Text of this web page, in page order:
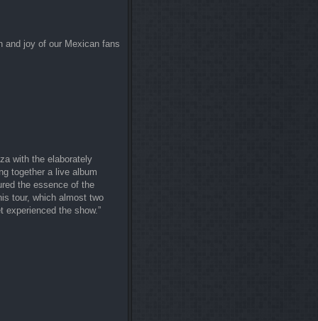
and joy of our Mexican fans
with the elaborately
together a live album
the essence of the
tour, which almost two
experienced the show.”